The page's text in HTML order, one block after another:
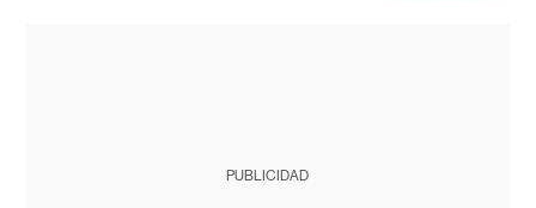
PUBLICIDAD